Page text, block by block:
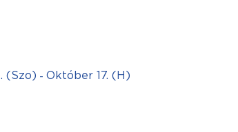
(Szo) - Október 17. (H)